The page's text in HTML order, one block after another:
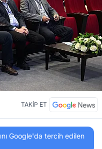
TAKİP ET
Google'da tercih edilen